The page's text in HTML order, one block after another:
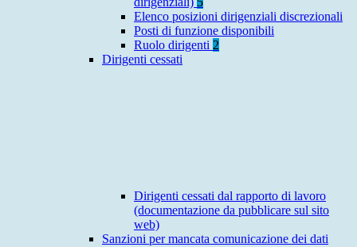
Elenco posizioni dirigenziali discrezionali
Posti di funzione disponibili
Ruolo dirigenti 2
Dirigenti cessati
Dirigenti cessati dal rapporto di lavoro
(documentazione da pubblicare sul sito
web)
Sanzioni per mancata comunicazione dei dati